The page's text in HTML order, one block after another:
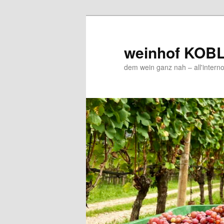
weinhof
dem wein ganz nah –